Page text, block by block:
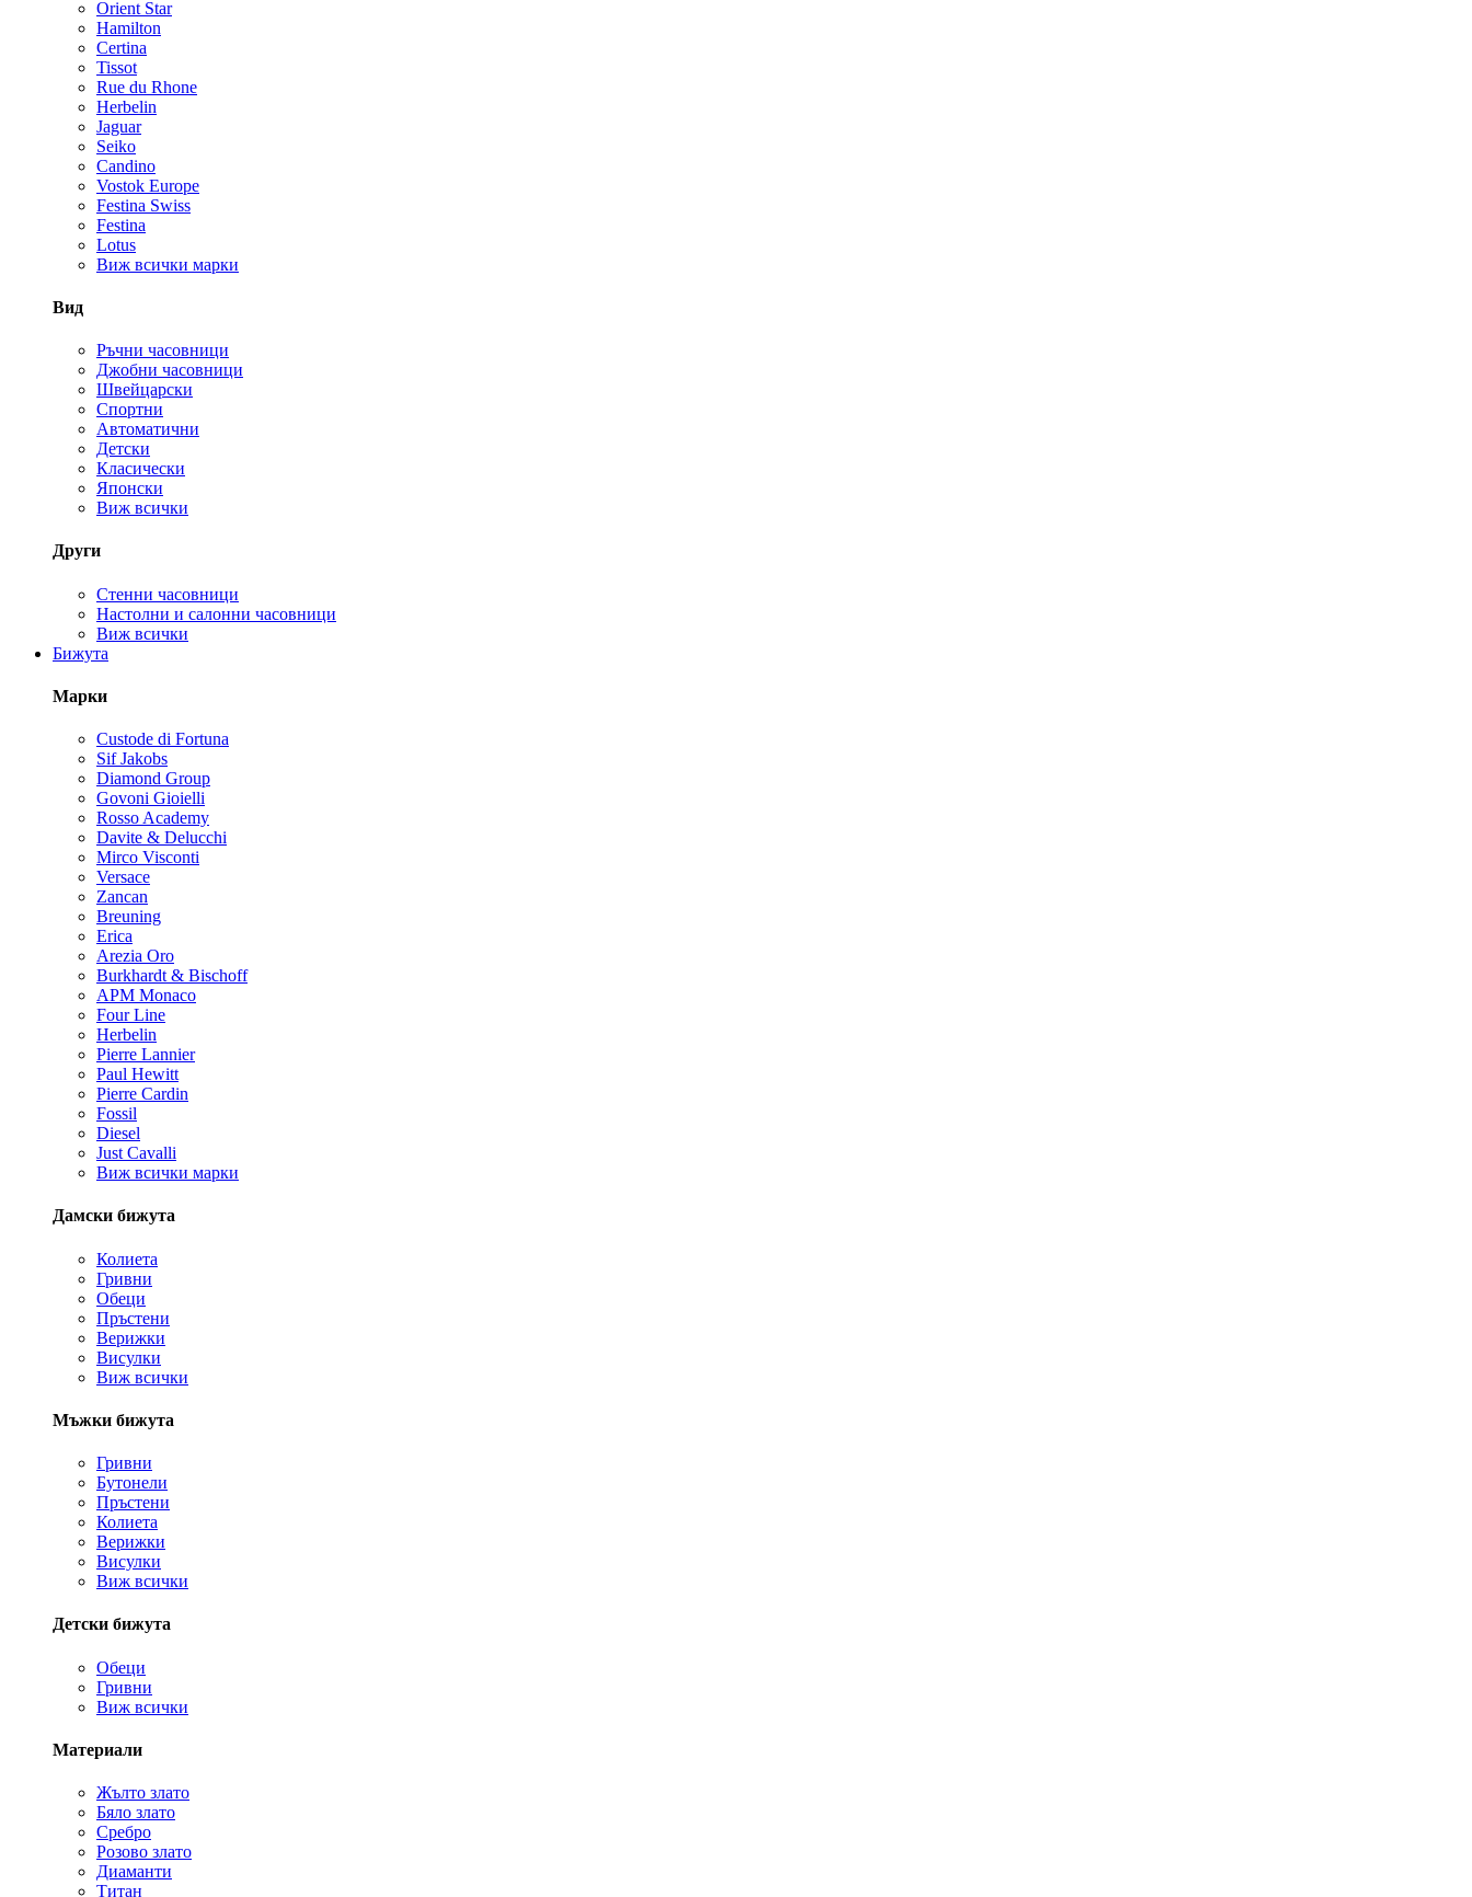
Orient Star
Hamilton
Certina
Tissot
Rue du Rhone
Herbelin
Jaguar
Seiko
Candino
Vostok Europe
Festina Swiss
Festina
Lotus
Виж всички марки
Вид
Ръчни часовници
Джобни часовници
Швейцарски
Спортни
Автоматични
Детски
Класически
Японски
Виж всички
Други
Стенни часовници
Настолни и салонни часовници
Виж всички
Бижута
Марки
Custode di Fortuna
Sif Jakobs
Diamond Group
Govoni Gioielli
Rosso Academy
Davite & Delucchi
Mirco Visconti
Versace
Zancan
Breuning
Erica
Arezia Oro
Burkhardt & Bischoff
APM Monaco
Four Line
Herbelin
Pierre Lannier
Paul Hewitt
Pierre Cardin
Fossil
Diesel
Just Cavalli
Виж всички марки
Дамски бижута
Колиета
Гривни
Обеци
Пръстени
Верижки
Висулки
Виж всички
Мъжки бижута
Гривни
Бутонели
Пръстени
Колиета
Верижки
Висулки
Виж всички
Детски бижута
Обеци
Гривни
Виж всички
Материали
Жълто злато
Бяло злато
Сребро
Розово злато
Диаманти
Титан